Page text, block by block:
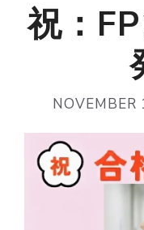
祝：
NOVEMBER